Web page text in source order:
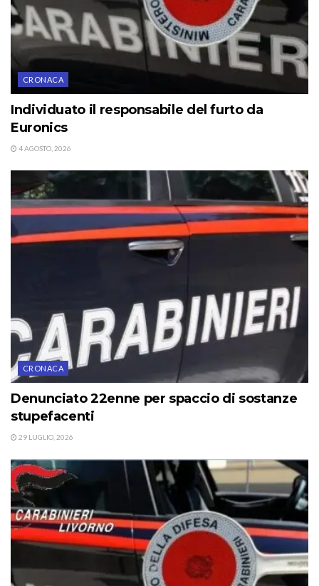
CRONACA
Individuato il responsabile del furto da
Euronics
4 AGOSTO, 2026
CRONACA
Denunciato 22enne per spaccio di sostanze
stupefacenti
29 LUGLIO, 2026